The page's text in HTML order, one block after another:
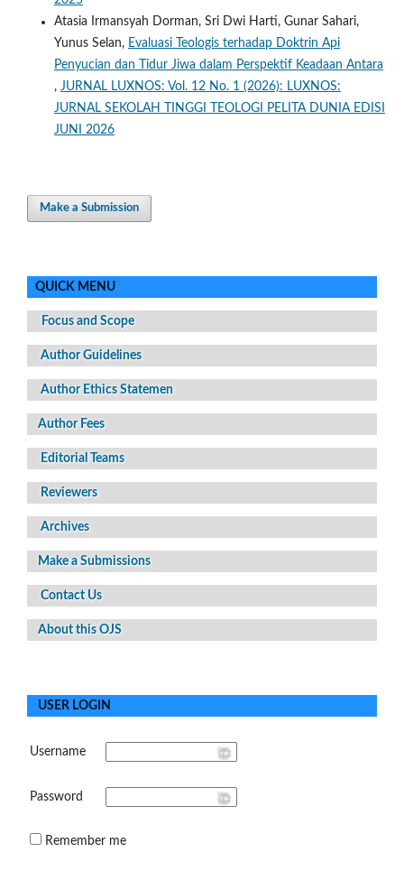
Atasia Irmansyah Dorman, Sri Dwi Harti, Gunar Sahari,
Yunus Selan, Evaluasi Teologis terhadap Doktrin Api
Penyucian dan Tidur Jiwa dalam Perspektif Keadaan Antara
, JURNAL LUXNOS: Vol. 12 No. 1 (2026): LUXNOS:
JURNAL SEKOLAH TINGGI TEOLOGI PELITA DUNIA EDISI
JUNI 2026
Make a Submission
QUICK MENU
Focus and Scope
Author Guidelines
Author Ethics Statemen
Author Fees
Editorial Teams
Reviewers
Archives
Make a Submissions
Contact Us
About this OJS
USER LOGIN
Username
Password
Remember me